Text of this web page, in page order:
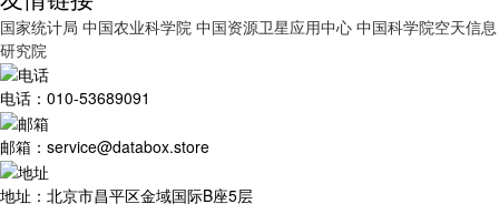
国家统计局 中国农业科学院 中国资源卫星应用中心 中国科学院空天信息
研究院
电话：010-53689091
邮箱：service@databox.store
地址：北京市昌平区金域国际B座5层